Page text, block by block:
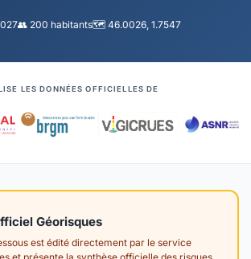
👥 200 habitants🗺️ 46.0026, 1.7547
LES DONNÉES OFFICIELLES DE
Géorisques
est édité directement par le service